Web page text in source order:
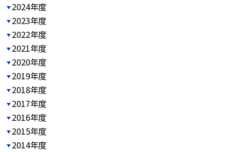
2024年度
2023年度
2022年度
2021年度
2020年度
2019年度
2018年度
2017年度
2016年度
2015年度
2014年度